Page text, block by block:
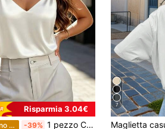
Risparmia 3.04€
Magazzino EU -39% 1 pezzo Canotta estiva da donna in raso senza maniche, top elegante e alla moda con schiena scoperta, adatto per estate, casual, ufficio, feste, uso quotidiano, bianco, lusso discreto
7